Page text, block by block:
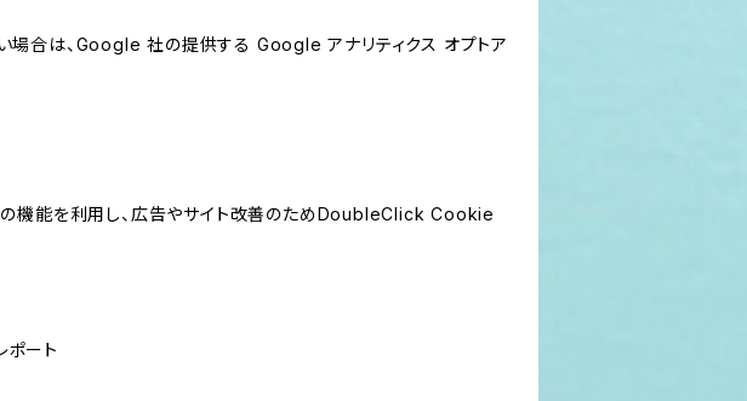
場合は、Google 社の提供する Google アナリティクス オプトア
の機能を利用し、広告やサイト改善のためDoubleClick Cookie
ポート